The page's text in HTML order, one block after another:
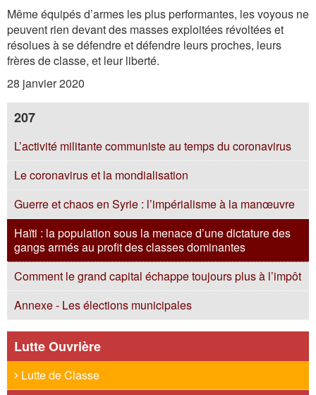
Même équipés d’armes les plus performantes, les voyous ne
peuvent rien devant des masses exploitées révoltées et
résolues à se défendre et défendre leurs proches, leurs
frères de classe, et leur liberté.
28 janvier 2020
207
L’activité militante communiste au temps du coronavirus
Le coronavirus et la mondialisation
Guerre et chaos en Syrie : l’impérialisme à la manœuvre
Haïti : la population sous la menace d’une dictature des
gangs armés au profit des classes dominantes
Comment le grand capital échappe toujours plus à l’impôt
Annexe - Les élections municipales
Lutte Ouvrière
Lutte de Classe